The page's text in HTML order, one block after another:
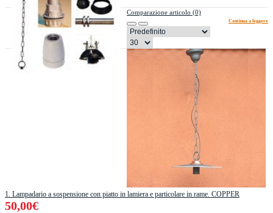
Continua a leggere
Comparazione articolo (0)
1. Lampadario a sospensione con piatto in lamiera e particolare in rame. COPPER
50,00€